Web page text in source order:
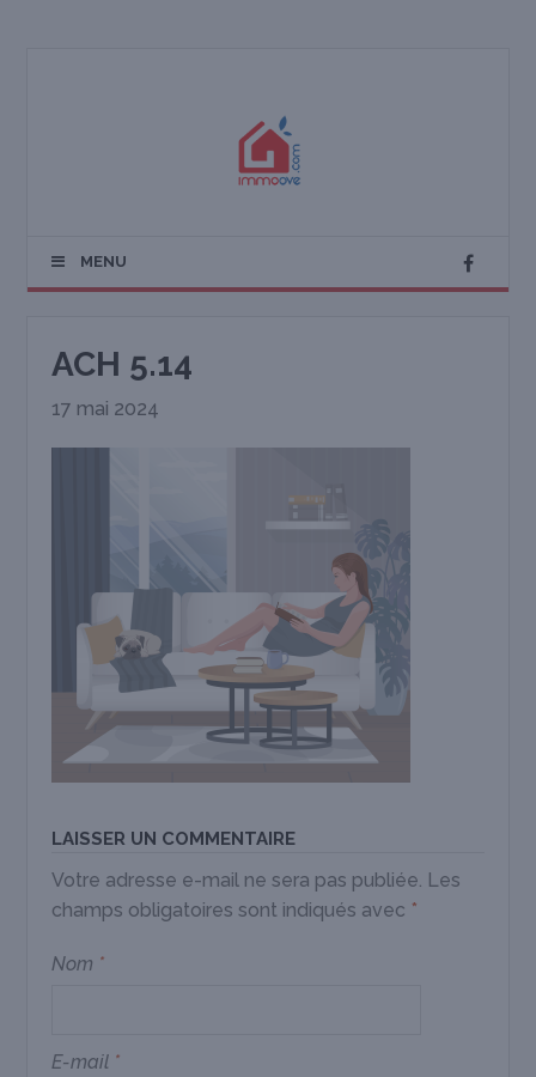
MENU
ACH 5.14
17 mai 2024
LAISSER UN COMMENTAIRE
Votre adresse e-mail ne sera pas publiée. Les
champs obligatoires sont indiqués avec *
Nom *
E-mail *